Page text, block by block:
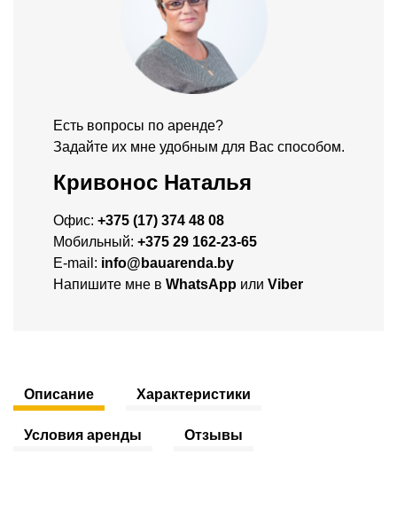
Есть вопросы по аренде?
Задайте их мне удобным для Вас способом.
Кривонос Наталья
Офис: +375 (17) 374 48 08
Мобильный: +375 29 162-23-65
E-mail: info@bauarenda.by
Напишите мне в WhatsAppили Viber
Описание Характеристики
Условия аренды Отзывы